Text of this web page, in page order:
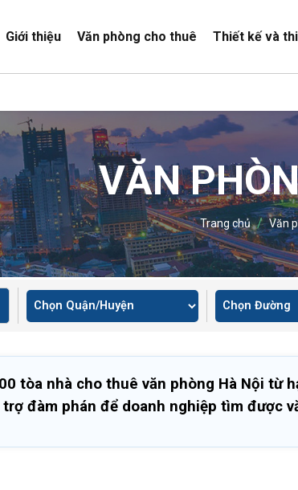
Giới thiệu Văn phòng cho thuê Thiết kế và
VĂN
Trang chủ /Văn
tòa nhà cho thuê văn phòng Hà Nội từ
đàm phán để doanh nghiệp tìm được